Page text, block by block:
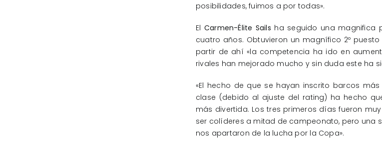
posibilidades, fuimos a por todas».
El Carmen-Élite Sails ha seguido una magnifica
cuatro años. Obtuvieron un magnífico 2º
partir de ahí «la competencia ha ido en
rivales han mejorado mucho y sin duda este ha
«El hecho de que se hayan inscrito barcos
clase (debido al ajuste del rating) ha hecho
más divertida. Los tres primeros días fueron
ser colíderes a mitad de campeonato, pero una
nos apartaron de la lucha por la Copa».